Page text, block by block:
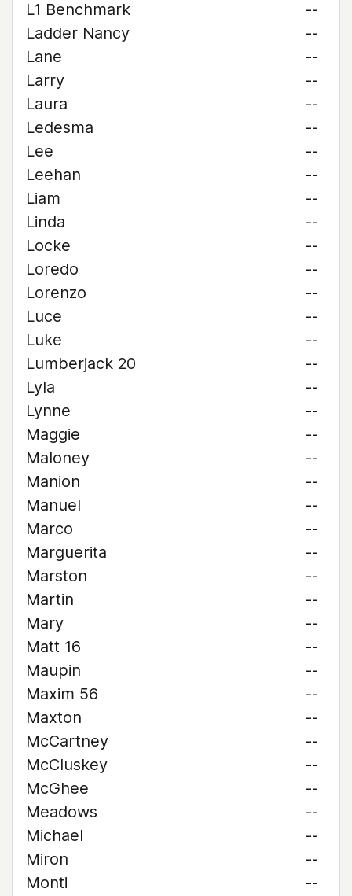
L1 Benchmark
--
Ladder Nancy
--
Lane
--
Larry
--
Laura
--
Ledesma
--
Lee
--
Leehan
--
Liam
--
Linda
--
Locke
--
Loredo
--
Lorenzo
--
Luce
--
Luke
--
Lumberjack 20
--
Lyla
--
Lynne
--
Maggie
--
Maloney
--
Manion
--
Manuel
--
Marco
--
Marguerita
--
Marston
--
Martin
--
Mary
--
Matt 16
--
Maupin
--
Maxim 56
--
Maxton
--
McCartney
--
McCluskey
--
McGhee
--
Meadows
--
Michael
--
Miron
--
Monti
--